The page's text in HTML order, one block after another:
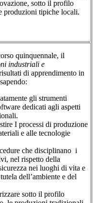
sotto il profilo
produzioni tipiche locali.
quinquennale, il
industriali e
di apprendimento in
gli strumenti
dedicati agli aspetti
I processi di produzione
e alle tecnologie
che disciplinano i
nel rispetto della
nei luoghi di vita e
dell’ambiente e del
sotto il profilo